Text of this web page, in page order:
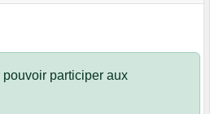
pouvoir participer aux